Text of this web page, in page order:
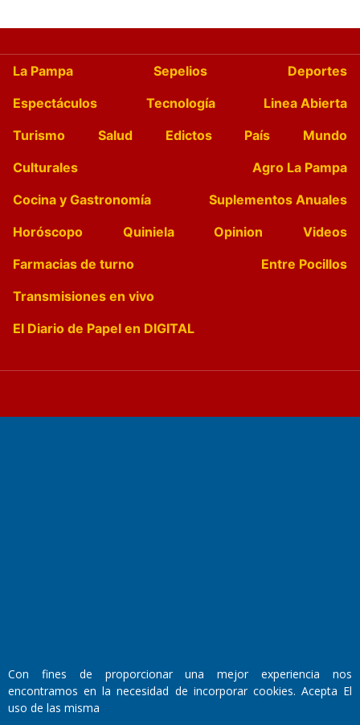
La Pampa Sepelios
Deportes
Espectáculos
Tecnología
Linea Abierta
Turismo
Salud Edictos País
Mundo
Culturales
Agro La Pampa
Cocina y Gastronomía
Suplementos Anuales
Horóscopo
Quiniela Opinion
Videos
Farmacias de turno
Entre Pocillos
Transmisiones en vivo
El Diario de Papel en DIGITAL
Domicilio Legal: José Ingenieros 855,
Con fines de proporcionar una mejor experiencia nos
encontramos en la necesidad de incorporar cookies. Acepta El
uso de las misma